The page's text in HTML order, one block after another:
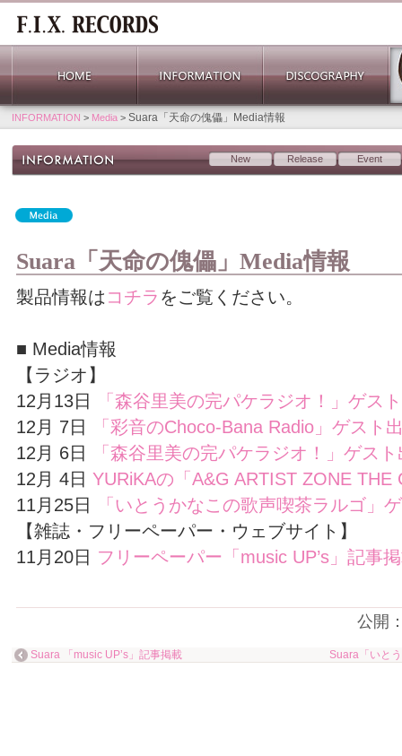
INFORMATION > Media > Suara「天命の傀儡」Media情報
New Release Event
Suara「天命の傀儡」Media情報
製品情報は コチラ をご覧ください。
■ Media情報
【ラジオ】
12月13日
「森谷里美の完パケラジオ！」ゲス
12月 7日
「彩音のChoco-Bana Radio」ゲスト
12月 6日
「森谷里美の完パケラジオ！」ゲス
12月 4日 YURiKAの「A&G ARTIST ZONE THE
11月25日
「いとうかなこの歌声喫茶ラルゴ」
【雑誌・フリーペーパー・ウェブサイト】
11月20日 フリーペーパー「music UP’s」記事
公開
Suara 「music UP’s」記事掲載 Suara「いと